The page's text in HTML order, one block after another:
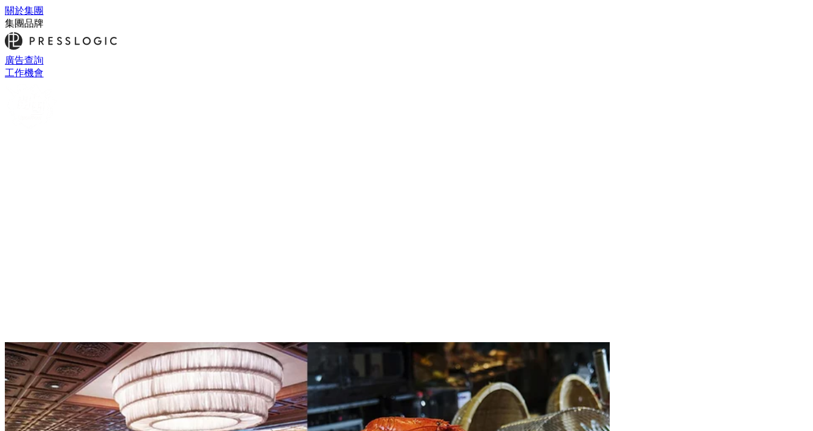
關於集團
集團品牌
廣告查詢
工作機會